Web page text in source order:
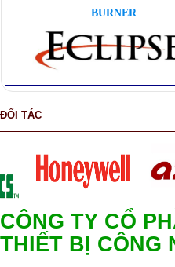
BURNER
ĐỐI TÁC
CÔNG TY CỔ
THIẾT BỊ CÔNG